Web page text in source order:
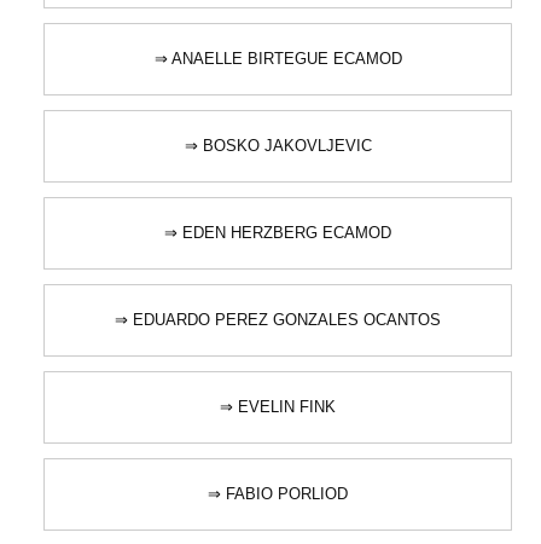
⇒ ANAELLE BIRTEGUE ECAMOD
⇒ BOSKO JAKOVLJEVIC
⇒ EDEN HERZBERG ECAMOD
⇒ EDUARDO PEREZ GONZALES OCANTOS
⇒ EVELIN FINK
⇒ FABIO PORLIOD